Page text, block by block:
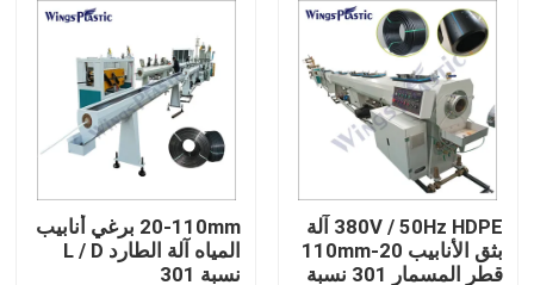
آلة بثق الأنابيب البلاستيكية
خط بثق الأنبوب البلاستيكي
آلة بثق الأنبوب البلاستيكي
HDPE آلة بثق الأنابيب
380V / 50Hz HDPE آلة
بثق الأنابيب 20-110mm
قطر المسمار 301 نسبة
20-110mm برغي أنابيب
المياه آلة الطارد L / D
نسبة 301